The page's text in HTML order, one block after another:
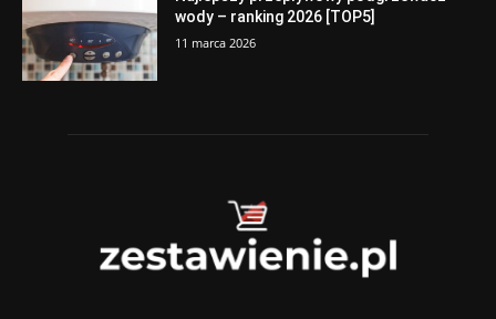
wody – ranking 2026 [TOP5]
11 marca 2026